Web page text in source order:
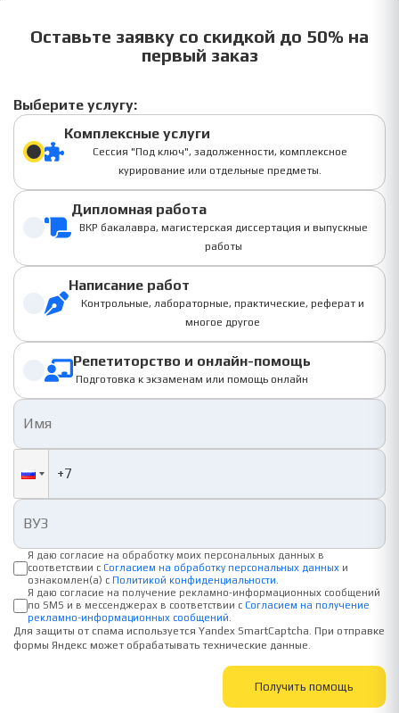
Оставьте заявку со скидкой до 50% на
первый заказ
Выберите услугу:
Комплексные услуги
Сессия "Под ключ", задолженности, комплексное
курирование или отдельные предметы.
Дипломная работа
ВКР бакалавра, магистерская диссертация и выпускные
работы
Написание работ
Контрольные, лабораторные, практические, реферат и
многое другое
Репетиторство и онлайн-помощь
Подготовка к экзаменам или помощь онлайн
Я даю согласие на обработку моих персональных данных в
соответствии с Согласием на обработку персональных данных и
ознакомлен(а) с Политикой конфиденциальности.
Я даю согласие на получение рекламно-информационных сообщений
по SMS и в мессенджерах в соответствии с Согласием на получение
рекламно-информационных сообщений.
Для защиты от спама используется Yandex SmartCaptcha. При отправке
формы Яндекс может обрабатывать технические данные.
Получить помощь